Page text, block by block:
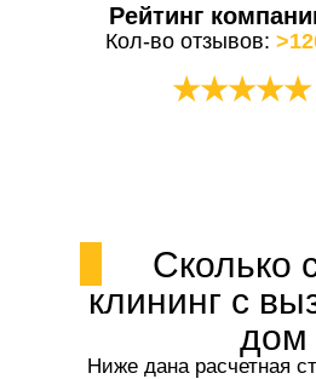
Рейтинг
Кол-во отзывов:
★★★★★
Сколько
клининг с
дом
Ниже дана расчетная